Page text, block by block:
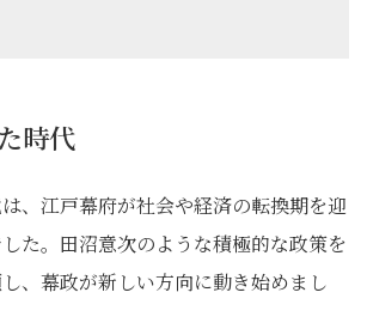
時代
、江戸幕府が社会や経済の転換期を迎
た。田沼意次のような積極的な政策を
、幕政が新しい方向に動き始めまし